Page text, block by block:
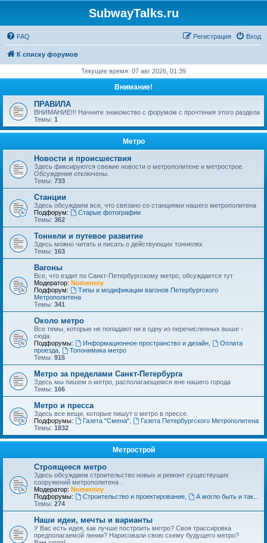
SubwayTalks.ru
FAQ Вход
Регистрация
К списку форумов
Текущее время: 07 авг 2026, 01:39
Внимание!
ПРАВИЛА
ВНИМАНИЕ!!! Начните знакомство с форумом с прочтения этого раздела
Темы: 1
Метро
Новости и происшествия
Здесь фиксируются свежие новости о метрополитене и метрострое.
Обсуждения отключены.
Темы: 733
Станции
Здесь обсуждаем все, что связано со станциями нашего метрополитена
Подфорум:
Старые фотографии
Темы: 362
Тоннели и путевое развитие
Здесь можно читать и писать о действующих тоннелях
Темы: 163
Вагоны
Все, что ездит по Санкт-Петербургскому метро, обсуждается тут
Модератор: Nomernoy
Подфорум:
Типы и модификации вагонов Петербургского
Метрополитена
Темы: 341
Около метро
Все темы, которые не попадают ни в одну из перечисленных выше -
сюда.
Подфорумы:
Информационное пространство и дизайн,
Оплата
проезда
Топонимика метро
Темы: 915
Метро за пределами Санкт-Петербурга
Здесь мы пишем о метро, располагающемся вне нашего города
Темы: 166
Метро и пресса
Здесь все вещи, которые пишут о метро в прессе.
Подфорумы:
Газета "Смена",
Газета Петербургского Метрополитена
Темы: 1832
Метрострой
Строящееся метро
Здесь обсуждаем строительство новых и ремонт существущих
сооружений метрополитена .
Модератор: Nomernoy
Подфорумы:
Строительство и проектирование,
А могло быть и так...
Темы: 274
Наши идеи, мечты и варианты
У Вас есть идея, как лучше построить метро? Своя трассировка
предполагаемой линии? Нарисовали свою схему будущего метро?